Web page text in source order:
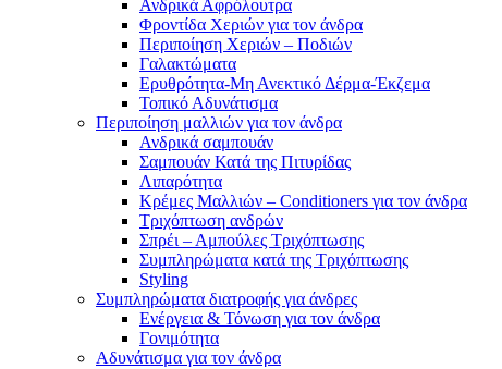
Ανδρικά Αφρόλουτρα
Φροντίδα Χεριών για τον άνδρα
Περιποίηση Χεριών – Ποδιών
Γαλακτώματα
Ερυθρότητα-Μη Ανεκτικό Δέρμα-Έκζεμα
Τοπικό Αδυνάτισμα
Περιποίηση μαλλιών για τον άνδρα
Ανδρικά σαμπουάν
Σαμπουάν Κατά της Πιτυρίδας
Λιπαρότητα
Κρέμες Μαλλιών – Conditioners για τον άνδρα
Τριχόπτωση ανδρών
Σπρέι – Αμπούλες Τριχόπτωσης
Συμπληρώματα κατά της Τριχόπτωσης
Styling
Συμπληρώματα διατροφής για άνδρες
Ενέργεια & Τόνωση για τον άνδρα
Γονιμότητα
Αδυνάτισμα για τον άνδρα